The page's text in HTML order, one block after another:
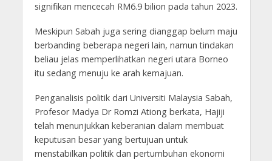
signifikan mencecah RM6.9 bilion pada tahun 2023.
Meskipun Sabah juga sering dianggap belum maju
berbanding beberapa negeri lain, namun tindakan
beliau jelas memperlihatkan negeri utara Borneo
itu sedang menuju ke arah kemajuan.
Penganalisis politik dari Universiti Malaysia Sabah,
Profesor Madya Dr Romzi Ationg berkata, Hajiji
telah menunjukkan keberanian dalam membuat
keputusan besar yang bertujuan untuk
menstabilkan politik dan pertumbuhan ekonomi